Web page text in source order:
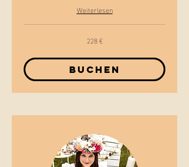
Weiterlesen
228 €
Buchen